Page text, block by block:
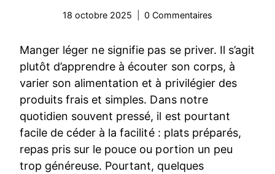
18 octobre 2025 0 Commentaires
Manger léger ne signifie pas se priver. Il s’agit
plutôt d’apprendre à écouter son corps, à
varier son alimentation et à privilégier des
produits frais et simples. Dans notre
quotidien souvent pressé, il est pourtant
facile de céder à la facilité : plats préparés,
repas pris sur le pouce ou portion un peu
trop généreuse. Pourtant, quelques